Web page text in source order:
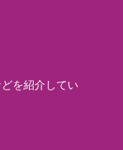
を紹介してい